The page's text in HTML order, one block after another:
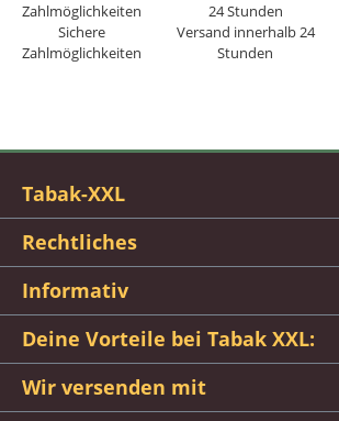
Sichere
Zahlmöglichkeiten
Versand innerhalb 24
Stunden
Tabak-XXL
Rechtliches
Informativ
Deine Vorteile bei Tabak XXL:
Wir versenden mit